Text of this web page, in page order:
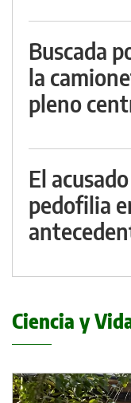
Buscada
la
pleno
El
pedofilia
Ciencia y